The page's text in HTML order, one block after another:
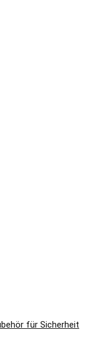
für Sicherheit